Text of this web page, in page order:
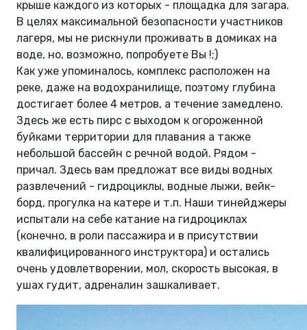
крыше каждого из которых - площадка для загара.
В целях максимальной безопасности участников
лагеря, мы не рискнули проживать в домиках на
воде, но, возможно, попробуете Вы !;)
Как уже упоминалось, комплекс расположен на
реке, даже на водохранилище, поэтому глубина
достигает более 4 метров, а течение замедлено.
Здесь же есть пирс с выходом к огороженной
буйками территории для плавания а также
небольшой бассейн с речной водой. Рядом -
причал. Здесь вам предложат все виды водных
развлечений - гидроциклы, водные лыжи, вейк-
борд, прогулка на катере и т.п. Наши тинейджеры
испытали на себе катание на гидроциклах
(конечно, в роли пассажира и в присутствии
квалифицированного инструктора) и остались
очень удовлетворении, мол, скорость высокая, в
ушах гудит, адреналин зашкаливает.